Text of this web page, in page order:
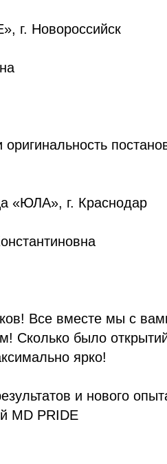
г. Новороссийск
«ЮЛА», г. Краснодар
Все вместе мы с
Сколько было
ярко!
и нового
MD PRIDE